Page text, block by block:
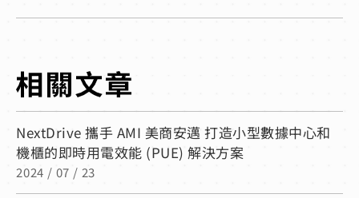
NextDrive 攜手 AMI 美商安邁 打造小型數據中心和
機櫃的即時用電效能 (PUE) 解決方案
2024 / 07 / 23